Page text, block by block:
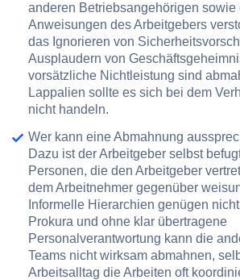
anderen Betriebsangehörigen sowie
Anweisungen des Arbeitgebers
das Ignorieren von
Ausplaudern von
vorsätzliche Nichtleistung sind
Lappalien sollte es sich bei dem
nicht handeln.
Wer kann eine Abmahnung
Dazu ist der Arbeitgeber selbst
Personen, die den Arbeitgeber
dem Arbeitnehmer gegenüber
Informelle Hierarchien genügen
Prokura und ohne klar übertragene
Personalverantwortung kann die
Teams nicht wirksam abmahnen,
Arbeitsalltag die Arbeiten oft